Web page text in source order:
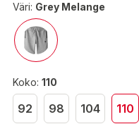
Väri: Grey Melange
Koko: 110
92 98 104 110